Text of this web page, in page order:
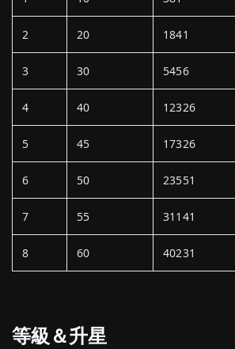
2 20 1841
3 30 5456
4 40 12326
5 45 17326
6 50 23551
7 55 31141
8 60 40231
等級＆升星